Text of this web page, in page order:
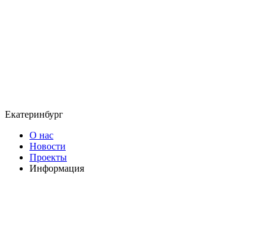
Екатеринбург
О нас
Новости
Проекты
Информация